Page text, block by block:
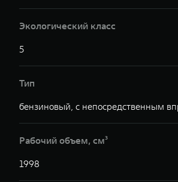
Экологический класс
5
Тип
бензиновый, с непосредственным
Рабочий объем, см³
1998